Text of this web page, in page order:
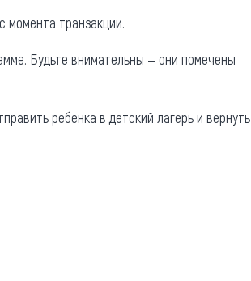
момента транзакции.
Будьте внимательны — они помечены
ребенка в детский лагерь и вернуть